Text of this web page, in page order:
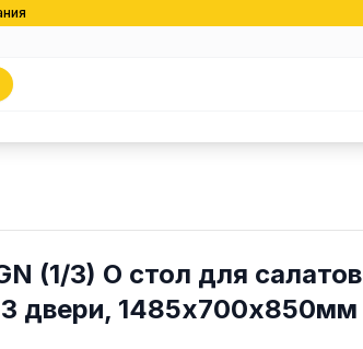
(1/3) О стол для
двери, 1485х700х850мм